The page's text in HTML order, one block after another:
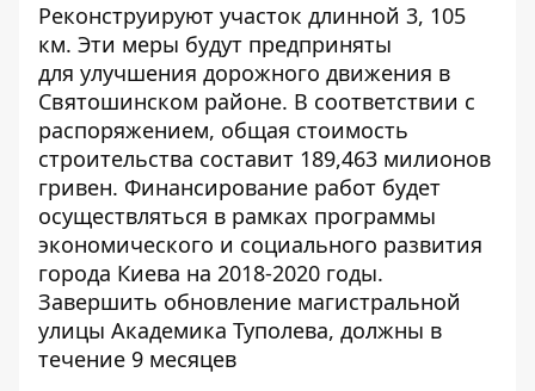
Реконструируют участок длинной 3, 105
км. Эти меры будут предприняты
для улучшения дорожного движения в
Святошинском районе. В соответствии с
распоряжением, общая стоимость
строительства составит 189,463 милионов
гривен. Финансирование работ будет
осуществляться в рамках программы
экономического и социального развития
города Киева на 2018-2020 годы.
Завершить обновление магистральной
улицы Академика Туполева, должны в
течение 9 месяцев